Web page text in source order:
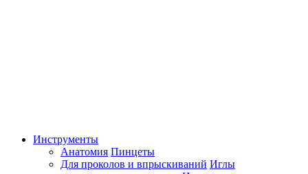
Инструменты
Анатомия Пинцеты
Для проколов и впрыскиваний Иглы